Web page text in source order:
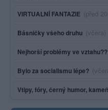
VIRTUALNÍ FANTAZIE (před
Básničky všeho druhu (včera)
Nejhorší problémy ve
Bylo za socialismu lépe?
Vtipy, fóry, černý humor,